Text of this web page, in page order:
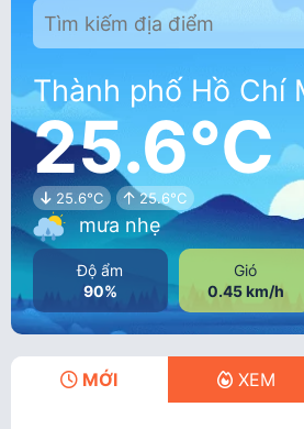
Thành phố Hồ Chí
25.6°C
25.6°C 25.6°C
mưa nhẹ
Độ ẩm
90%
Gió
0.45 km/h
MỚI XEM